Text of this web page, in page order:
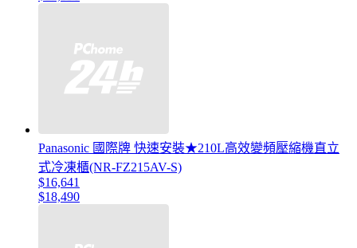
Panasonic 國際牌 快速安裝★210L高效變頻壓縮機直立
式冷凍櫃(NR-FZ215AV-S)
$16,641
$18,490